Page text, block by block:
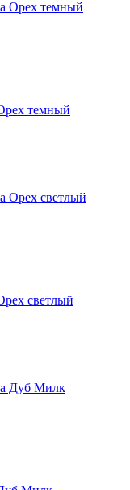
темный
светлый